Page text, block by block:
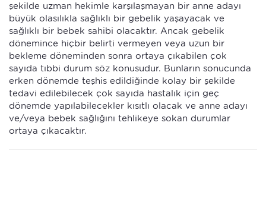
şekilde uzman hekimle karşılaşmayan bir anne adayı
büyük olasılıkla sağlıklı bir gebelik yaşayacak ve
sağlıklı bir bebek sahibi olacaktır. Ancak gebelik
dönemince hiçbir belirti vermeyen veya uzun bir
bekleme döneminden sonra ortaya çıkabilen çok
sayıda tıbbi durum söz konusudur. Bunların sonucunda
erken dönemde teşhis edildiğinde kolay bir şekilde
tedavi edilebilecek çok sayıda hastalık için geç
dönemde yapılabilecekler kısıtlı olacak ve anne adayı
ve/veya bebek sağlığını tehlikeye sokan durumlar
ortaya çıkacaktır.